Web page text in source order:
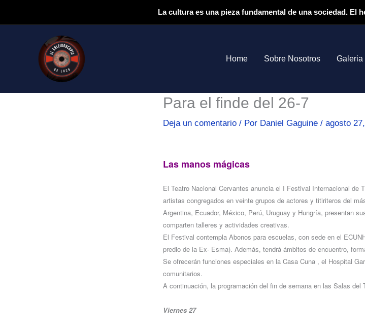
contenido
La cultura es una pieza fundamental de una sociedad. El
Home Sobre Nosotros Galeria
Para el finde del 26-7
Deja un comentario / Por Daniel Gaguine / agosto
Las manos mágicas
El Teatro Nacional Cervantes anuncia el I Festival Internacional de
artistas congregados en veinte grupos de actores y titiriteros del
Argentina, Ecuador, México, Perú, Uruguay y Hungría, presentan
comparten talleres y actividades creativas.
El Festival contempla Abonos para escuelas, con sede en el
predio de la Ex- Esma). Además, tendrá ámbitos de encuentro,
Se ofrecerán funciones especiales en la Casa Cuna , el Hospital
comunitarios.
A continuación, la programación del fin de semana en las Salas del
Viernes 27